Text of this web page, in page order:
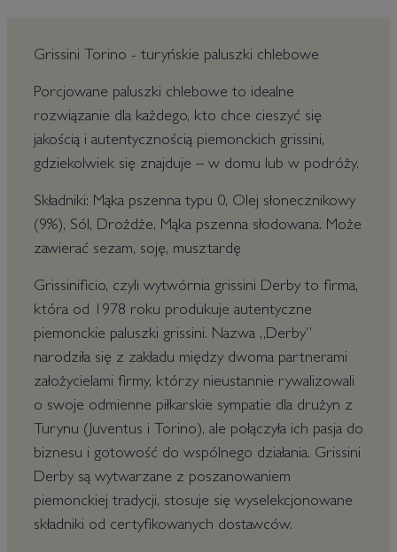
Grissini Torino - turyńskie paluszki chlebowe
Porcjowane paluszki chlebowe to idealne
rozwiązanie dla każdego, kto chce cieszyć się
jakością i autentycznością piemonckich grissini,
gdziekolwiek się znajduje – w domu lub w podróży.
Składniki: Mąka pszenna typu 0, Olej słonecznikowy
(9%), Sól, Drożdże, Mąka pszenna słodowana. Może
zawierać sezam, soję, musztardę
Grissinificio, czyli wytwórnia grissini Derby to firma,
która od 1978 roku produkuje autentyczne
piemonckie paluszki grissini. Nazwa „Derby”
narodziła się z zakładu między dwoma partnerami
założycielami firmy, którzy nieustannie rywalizowali
o swoje odmienne piłkarskie sympatie dla drużyn z
Turynu (Juventus i Torino), ale połączyła ich pasja do
biznesu i gotowość do wspólnego działania. Grissini
Derby są wytwarzane z poszanowaniem
piemonckiej tradycji, stosuje się wyselekcjonowane
składniki od certyfikowanych dostawców.